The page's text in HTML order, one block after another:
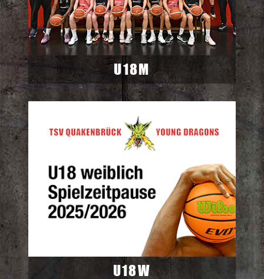
U18M
U18W